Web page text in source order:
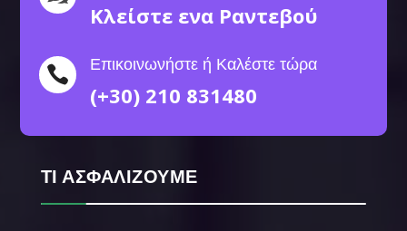
Κλείστε ενα Ραντεβού
 Επικοινωνήστε ή Καλέστε τώρα
(+30) 210 831480
ΤΙ ΑΣΦΑΛΙΖΟΥΜΕ